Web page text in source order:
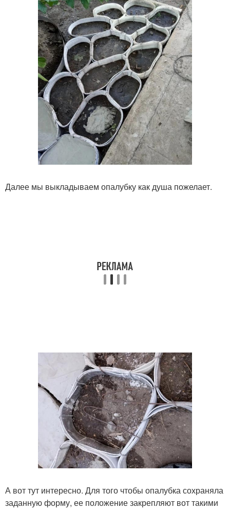
Далее мы выкладываем опалубку как душа пожелает.
А вот тут интересно. Для того чтобы опалубка сохраняла
заданную форму, ее положение закрепляют вот такими